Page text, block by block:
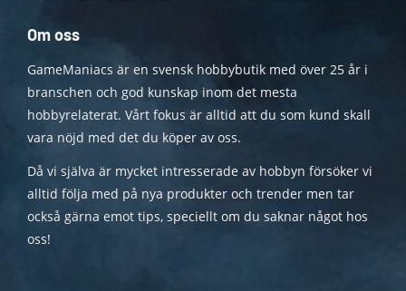
Om oss
GameManiacs är en svensk hobbybutik med över 25 år i
branschen och god kunskap inom det mesta
hobbyrelaterat. Vårt fokus är alltid att du som kund skall
vara nöjd med det du köper av oss.
Då vi själva är mycket intresserade av hobbyn försöker vi
alltid följa med på nya produkter och trender men tar
också gärna emot tips, speciellt om du saknar något hos
oss!